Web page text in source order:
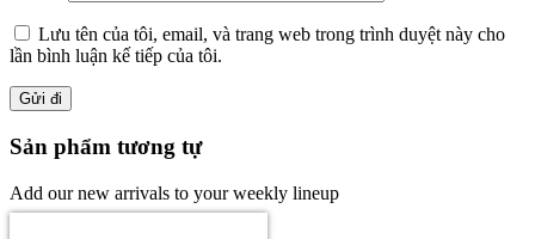
Lưu tên của tôi, email, và trang web trong trình duyệt này cho
lần bình luận kế tiếp của tôi.
Sản phẩm tương tự
Add our new arrivals to your weekly lineup